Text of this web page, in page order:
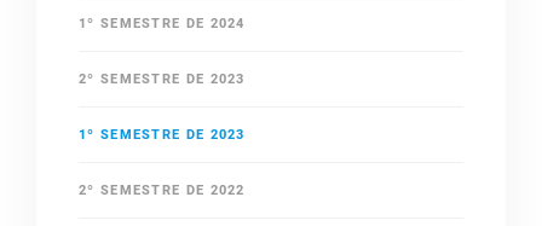
1º SEMESTRE DE 2024
2º SEMESTRE DE 2023
1º SEMESTRE DE 2023
2º SEMESTRE DE 2022